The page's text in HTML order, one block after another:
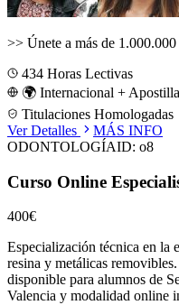
>> Únete a más de
434 Horas Lectivas
🌍 Internacional + Apostilla
Titulaciones Homologadas
Ver Detalles
MÁS INFO
ODONTOLOGÍAID: o8
Curso Online
400€
Especialización técnica en la
resina y metálicas removibles.
disponible para alumnos de
Valencia y modalidad online